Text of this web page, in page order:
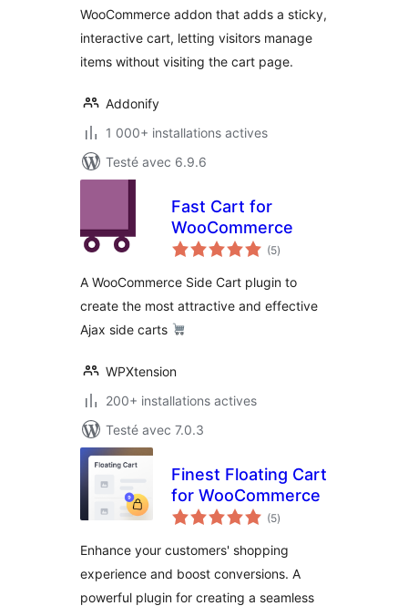
WooCommerce addon that adds a sticky,
interactive cart, letting visitors manage
items without visiting the cart page.
Addonify
1 000+ installations actives
Testé avec 6.9.6
Fast Cart for
WooCommerce
(5notes
en
)
A WooCommerce Side Cart plugin to
create the most attractive and effective
Ajax side carts
WPXtension
200+ installations actives
Testé avec 7.0.3
Finest Floating Cart
for WooCommerce
(5notes
en
)
Enhance your customers' shopping
experience and boost conversions. A
powerful plugin for creating a seamless